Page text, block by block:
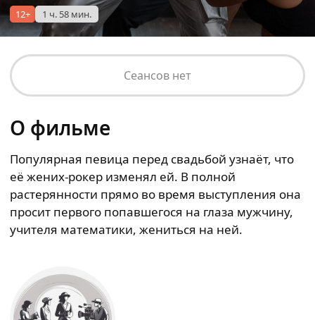
12+ 1 ч. 58 мин.
Сеансов нет
О фильме
Популярная певица перед свадьбой узнаёт, что
её жених-рокер изменял ей. В полной
растерянности прямо во время выступления она
просит первого попавшегося на глаза мужчину,
учителя математики, жениться на ней.